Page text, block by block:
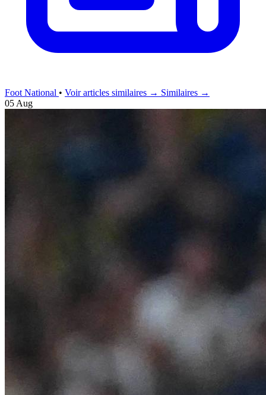
Foot National • Voir articles similaires → Similaires →
05 Aug